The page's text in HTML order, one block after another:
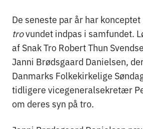
De seneste par år har konceptet
trovundet indpas i samfundet.
af Snak Tro Robert Thun
Janni Brødsgaard Danielsen,
Danmarks Folkekirkelige
tidligere vicegeneralsekretær
om deres syn på tro.